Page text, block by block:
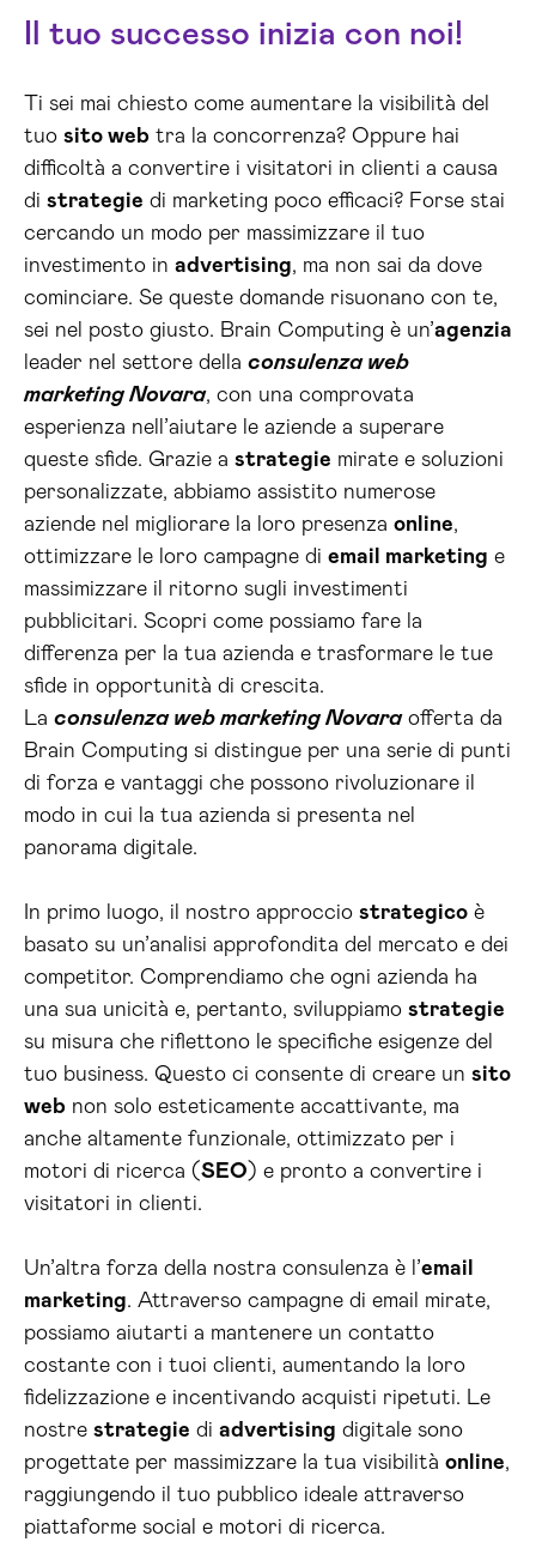
Il tuo successo inizia con noi!
Ti sei mai chiesto come aumentare la visibilità del
tuo sito web tra la concorrenza? Oppure hai
difficoltà a convertire i visitatori in clienti a causa
di strategie di marketing poco efficaci? Forse stai
cercando un modo per massimizzare il tuo
investimento in advertising, ma non sai da dove
cominciare. Se queste domande risuonano con te,
sei nel posto giusto. Brain Computing è un’agenzia
leader nel settore della consulenza web
marketing Novara, con una comprovata
esperienza nell’aiutare le aziende a superare
queste sfide. Grazie a strategie mirate e soluzioni
personalizzate, abbiamo assistito numerose
aziende nel migliorare la loro presenza online,
ottimizzare le loro campagne di email marketing e
massimizzare il ritorno sugli investimenti
pubblicitari. Scopri come possiamo fare la
differenza per la tua azienda e trasformare le tue
sfide in opportunità di crescita.
La consulenza web marketing Novaraofferta da
Brain Computing si distingue per una serie di punti
di forza e vantaggi che possono rivoluzionare il
modo in cui la tua azienda si presenta nel
panorama digitale.
In primo luogo, il nostro approccio strategico è
basato su un’analisi approfondita del mercato e dei
competitor. Comprendiamo che ogni azienda ha
una sua unicità e, pertanto, sviluppiamo strategie
su misura che riflettono le specifiche esigenze del
tuo business. Questo ci consente di creare un sito
web non solo esteticamente accattivante, ma
anche altamente funzionale, ottimizzato per i
motori di ricerca (SEO ) e pronto a convertire i
visitatori in clienti.
Un’altra forza della nostra consulenza è l’email
marketing. Attraverso campagne di email mirate,
possiamo aiutarti a mantenere un contatto
costante con i tuoi clienti, aumentando la loro
fidelizzazione e incentivando acquisti ripetuti. Le
nostre strategie di advertising digitale sono
progettate per massimizzare la tua visibilità online,
raggiungendo il tuo pubblico ideale attraverso
piattaforme social e motori di ricerca.